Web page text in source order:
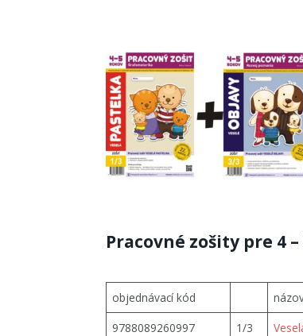
Pracovné zošity pre 4
objednávací kód
9788089260997
1/3